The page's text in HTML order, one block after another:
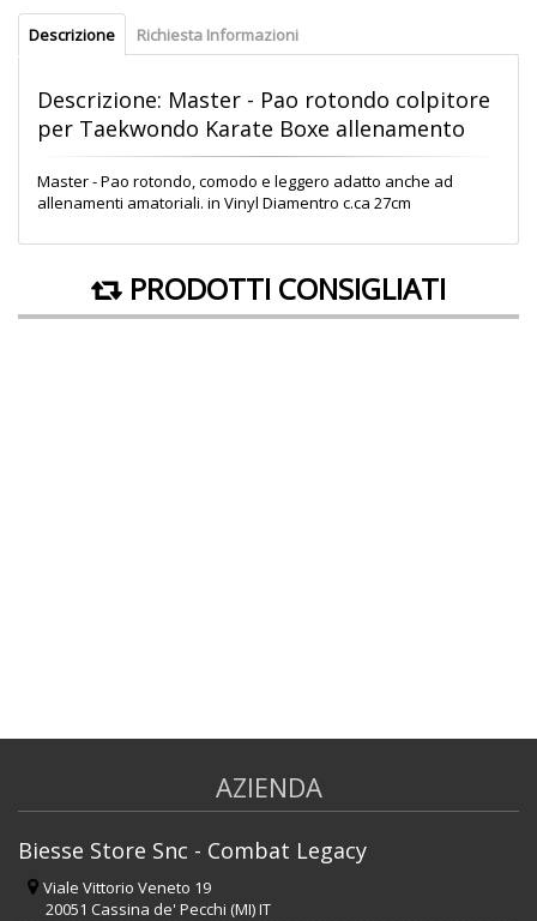
Descrizione Richiesta Informazioni
Descrizione: Master - Pao rotondo colpitore
per Taekwondo Karate Boxe allenamento
Master - Pao rotondo, comodo e leggero adatto anche ad
allenamenti amatoriali. in Vinyl Diamentro c.ca 27cm
PRODOTTI CONSIGLIATI
AZIENDA
Biesse Store Snc - Combat Legacy
Viale Vittorio Veneto 19
20051 Cassina de' Pecchi (MI) IT